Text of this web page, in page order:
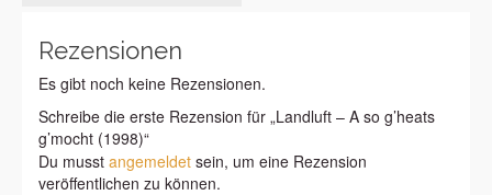
Rezensionen
Es gibt noch keine Rezensionen.
Schreibe die erste Rezension für „Landluft – A so g’heats
g’mocht (1998)“
Du musst angemeldet sein, um eine Rezension
veröffentlichen zu können.